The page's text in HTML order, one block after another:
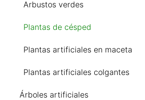
Arbustos verdes
Plantas de césped
Plantas artificiales en maceta
Plantas artificiales colgantes
Árboles artificiales